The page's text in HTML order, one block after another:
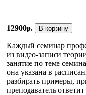
12900р. В корзину
Каждый семинар
из видео-записи
занятие по теме
она указана в
разбирать примеры,
преподаватель